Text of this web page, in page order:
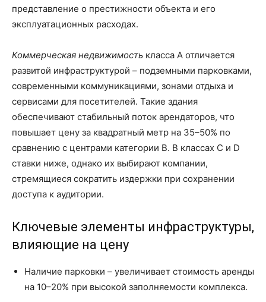
представление о престижности объекта и его
эксплуатационных расходах.
Коммерческая недвижимость класса А отличается
развитой инфраструктурой – подземными парковками,
современными коммуникациями, зонами отдыха и
сервисами для посетителей. Такие здания
обеспечивают стабильный поток арендаторов, что
повышает цену за квадратный метр на 35–50% по
сравнению с центрами категории В. В классах С и D
ставки ниже, однако их выбирают компании,
стремящиеся сократить издержки при сохранении
доступа к аудитории.
Ключевые элементы инфраструктуры,
влияющие на цену
Наличие парковки – увеличивает стоимость аренды
на 10–20% при высокой заполняемости комплекса.